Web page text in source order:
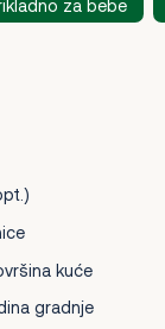
za bebe
kuće
gradnje